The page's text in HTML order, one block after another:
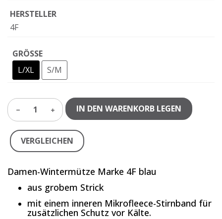
HERSTELLER
4F
GRÖSSE
L/XL
S/M
1 IN DEN WARENKORB LEGEN
VERGLEICHEN
Damen-Wintermütze Marke 4F blau
aus grobem Strick
mit einem inneren Mikrofleece-Stirnband für
zusätzlichen Schutz vor Kälte.